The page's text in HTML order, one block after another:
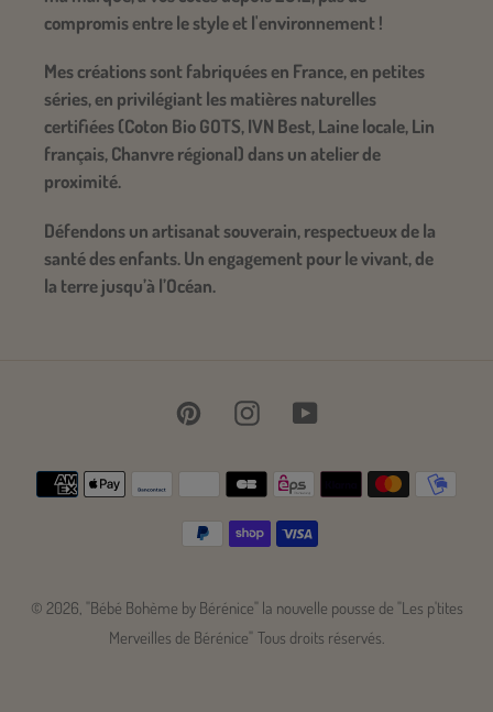
compromis entre le style et l'environnement !
​Mes créations sont fabriquées en France, en petites
séries, en privilégiant les matières naturelles
certifiées (Coton Bio GOTS, IVN Best, Laine locale, Lin
français, Chanvre régional) dans un atelier de
proximité.
Défendons un artisanat souverain, respectueux de la
santé des enfants. Un engagement pour le vivant, de
la terre jusqu’à l’Océan.
PinterestInstagramYouTube
Moyens
de
paiement
© 2026, "Bébé Bohème by Bérénice" la nouvelle pousse de "Les p'tites
Merveilles de Bérénice" Tous droits réservés.